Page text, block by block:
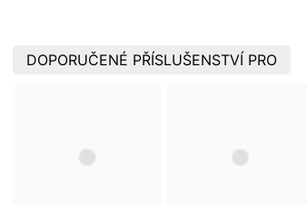
DOPORUČENÉ PŘÍSLUŠENSTVÍ PRO